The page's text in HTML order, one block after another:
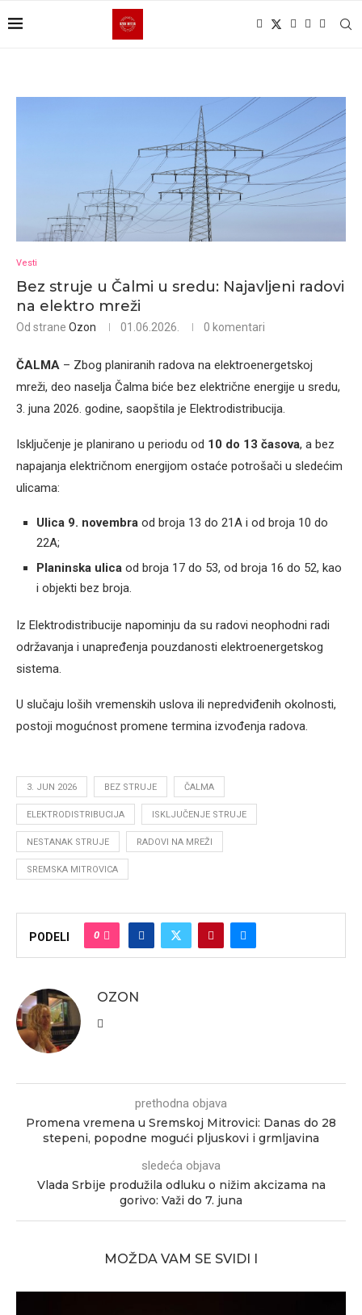
Vesti
Bez struje u Čalmi u sredu: Najavljeni radovi
na elektro mreži
Od strane Ozon 01.06.2026. 0 komentari
ČALMA – Zbog planiranih radova na elektroenergetskoj
mreži, deo naselja Čalma biće bez električne energije u sredu,
3. juna 2026. godine, saopštila je Elektrodistribucija.
Isključenje je planirano u periodu od 10 do 13 časova, a bez
napajanja električnom energijom ostaće potrošači u sledećim
ulicama:
Ulica 9. novembra od broja 13 do 21A i od broja 10 do
22A;
Planinska ulica od broja 17 do 53, od broja 16 do 52, kao
i objekti bez broja.
Iz Elektrodistribucije napominju da su radovi neophodni radi
održavanja i unapređenja pouzdanosti elektroenergetskog
sistema.
U slučaju loših vremenskih uslova ili nepredviđenih okolnosti,
postoji mogućnost promene termina izvođenja radova.
3. JUN 2026 BEZ STRUJE ČALMA
ELEKTRODISTRIBUCIJA ISKLJUČENJE STRUJE
NESTANAK STRUJE RADOVI NA MREŽI
SREMSKA MITROVICA
PODELI 0
OZON
prethodna objava
Promena vremena u Sremskoj Mitrovici: Danas do 28
stepeni, popodne mogući pljuskovi i grmljavina
sledeća objava
Vlada Srbije produžila odluku o nižim akcizama na
gorivo: Važi do 7. juna
MOŽDA VAM SE SVIDI I